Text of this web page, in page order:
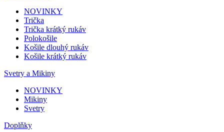
NOVINKY
Trička
Trička krátký rukáv
Polokošile
Košile dlouhý rukáv
Košile krátký rukáv
Svetry a Mikiny
NOVINKY
Mikiny
Svetry
Doplňky